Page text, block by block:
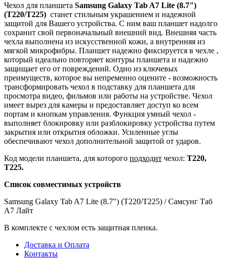
Чехол для планшета Samsung Galaxy Tab A7 Lite (8.7")
(T220/T225) станет стильным украшением и надежной
защитой для Вашего устройства. С ним ваш планшет надолго
сохранит свой первоначальный внешний вид. Внешняя часть
чехла выполнена из искусственной кожи, а внутренняя из
мягкой микрофибры. Планшет надежно фиксируется в чехле ,
который идеально повторяет контуры планшета и надежно
защищает его от повреждений. Одно из ключевых
преимуществ, которое вы непременно оцените - возможность
трансформировать чехол в подставку для планшета для
просмотра видео, фильмов или работы на устройстве. Чехол
имеет вырез для камеры и предоставляет доступ ко всем
портам и кнопкам управления. Функция умный чехол -
выполняет блокировку или разблокировку устройства путем
закрытия или открытия обложки. Усиленные углы
обеспечивают чехол дополнительной защитой от ударов.
Код модели планшета, для которого подходит чехол: T220,
T225.
Список совместимых устройств
Samsung Galaxy Tab A7 Lite (8.7") (T220/T225) / Самсунг Таб
А7 Лайт
В комплекте с чехлом есть защитная пленка.
Доставка и Оплата
Контакты